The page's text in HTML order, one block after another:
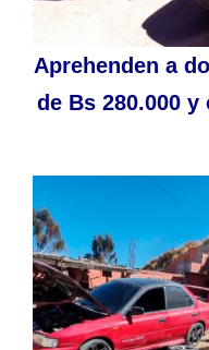
Aprehenden a
de Bs 280.000